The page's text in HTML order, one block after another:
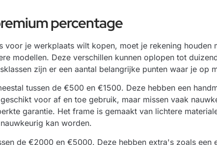
percentage
voor je werkplaats wilt kopen, moet je rekening houden
modellen. Deze verschillen kunnen oplopen tot
zijn er een aantal belangrijke punten waar je op
tussen de €500 en €1500. Deze hebben een
voor af en toe gebruik, maar missen vaak
garantie. Het frame is gemaakt van lichtere
kan worden.
de €2000 en €5000. Deze hebben extra's zoals een